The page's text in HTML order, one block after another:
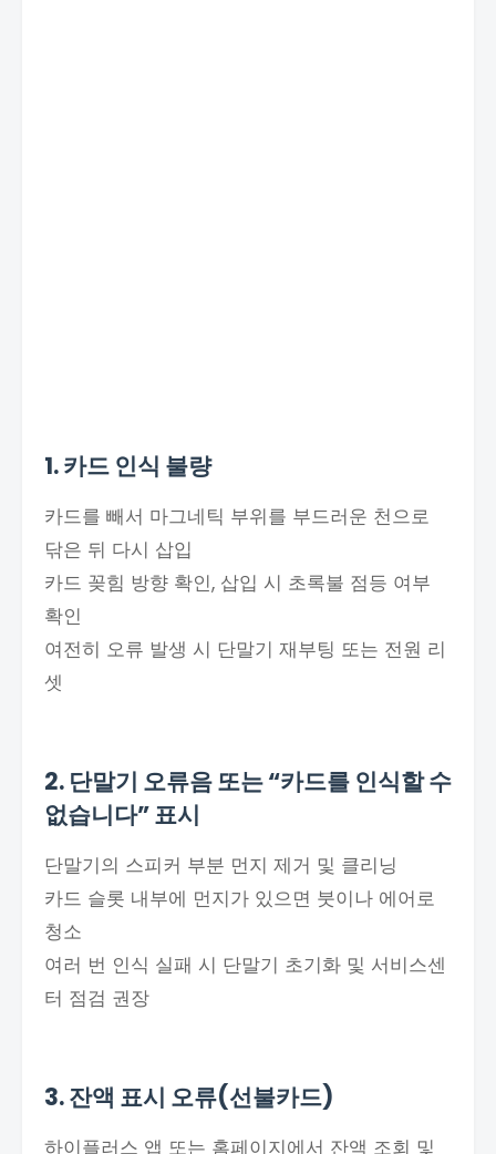
1. 카드 인식 불량
카드를 빼서 마그네틱 부위를 부드러운 천으로
닦은 뒤 다시 삽입
카드 꽂힘 방향 확인, 삽입 시 초록불 점등 여부
확인
여전히 오류 발생 시 단말기 재부팅 또는 전원 리
셋
2. 단말기 오류음 또는 “카드를 인식할 수
없습니다” 표시
단말기의 스피커 부분 먼지 제거 및 클리닝
카드 슬롯 내부에 먼지가 있으면 붓이나 에어로
청소
여러 번 인식 실패 시 단말기 초기화 및 서비스센
터 점검 권장
3. 잔액 표시 오류(선불카드)
하이플러스 앱 또는 홈페이지에서 잔액 조회 및